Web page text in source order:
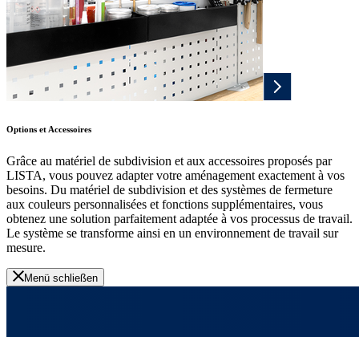
Options et Accessoires
Grâce au matériel de subdivision et aux accessoires proposés par
LISTA, vous pouvez adapter votre aménagement exactement à vos
besoins. Du matériel de subdivision et des systèmes de fermeture
aux couleurs personnalisées et fonctions supplémentaires, vous
obtenez une solution parfaitement adaptée à vos processus de travail.
Le système se transforme ainsi en un environnement de travail sur
mesure.
Menü schließen